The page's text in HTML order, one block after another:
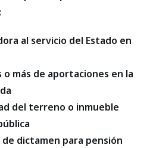
al servicio del Estado en
o más de aportaciones en la
del terreno o inmueble
dictamen para pensión